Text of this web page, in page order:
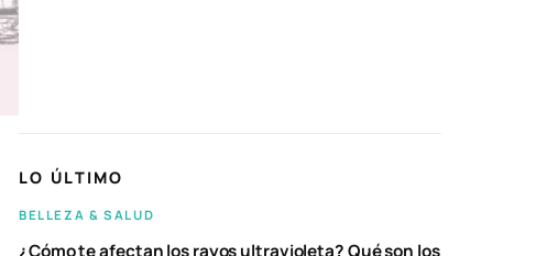
LO ÚLTIMO
BELLEZA & SALUD
¿Cómo te afectan los rayos ultravioleta? Qué son los